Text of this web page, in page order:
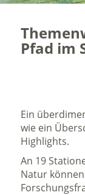
Pfad im
Ein
wie ein
Highlights.
An 19
Natur